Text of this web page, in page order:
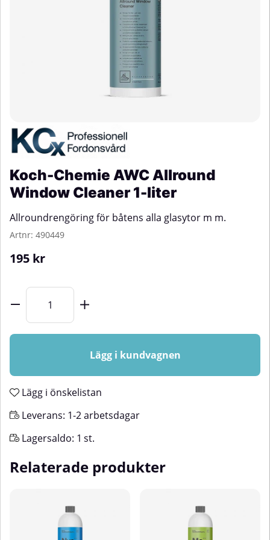
Koch-Chemie AWC Allround
Window Cleaner 1-liter
Allroundrengöring för båtens alla glasytor m m.
Artnr: 490449
195 kr
Lägg i kundvagnen
Lägg i önskelistan
Leverans: 1-2 arbetsdagar
Lagersaldo: 1 st.
Relaterade produkter